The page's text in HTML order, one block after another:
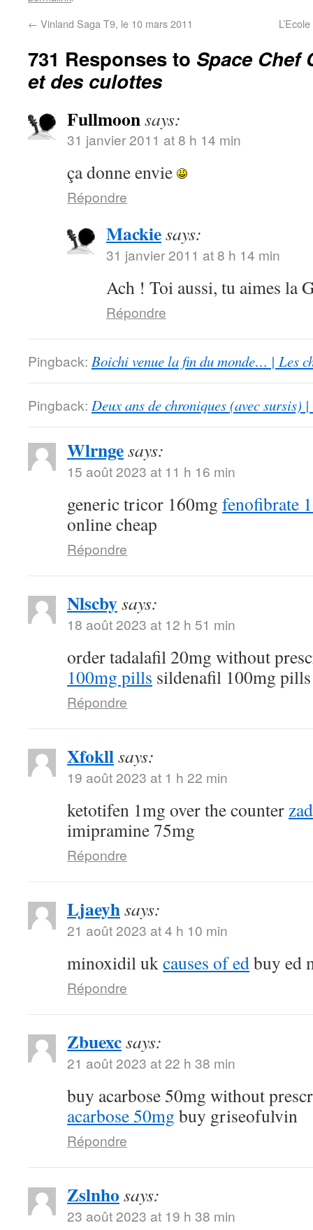
← Vinland Saga T9, le 10 mars 2011
731 Responses to Space Chef
et des culottes
Fullmoonsays:
31 janvier 2011 at 8 h 14 min
ça donne envie
Répondre
Mackiesays:
31 janvier 2011 at 8 h 14 min
Ach ! Toi aussi, tu aimes la
Répondre
Pingback: Boichi venue la fin du monde… | Les
Pingback: Deux ans de chroniques (avec sursis)
Wlrngesays:
15 août 2023 at 11 h 16 min
generic tricor 160mg fenofibrate
online cheap
Répondre
Nlscbysays:
18 août 2023 at 12 h 51 min
order tadalafil 20mg without
100mg pills sildenafil 100mg pills
Répondre
Xfokllsays:
19 août 2023 at 1 h 22 min
ketotifen 1mg over the counter
imipramine 75mg
Répondre
Ljaeyhsays:
21 août 2023 at 4 h 10 min
minoxidil ukcauses of edbuy ed
Répondre
Zbuexcsays:
21 août 2023 at 22 h 38 min
buy acarbose 50mg without
acarbose 50mg buy griseofulvin
Répondre
Zslnho says:
23 août 2023 at 19 h 38 min